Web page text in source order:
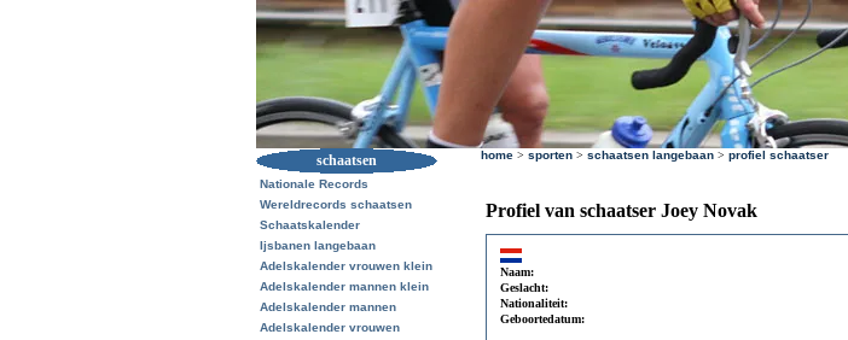
schaatsen
Nationale Records
Wereldrecords schaatsen
Schaatskalender
Ijsbanen langebaan
Adelskalender vrouwen klein
Adelskalender mannen klein
Adelskalender mannen
Adelskalender vrouwen
home > sporten > schaatsen langebaan > profiel schaatser
Profiel van schaatser Joey Novak
Naam:
Geslacht:
Nationaliteit:
Geboortedatum: